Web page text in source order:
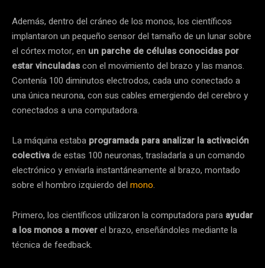
Además, dentro del cráneo de los monos, los científicos
implantaron un pequeño sensor del tamaño de un lunar sobre
el córtex motor, en un parche de células conocidas por
estar vinculadascon el movimiento del brazo y las manos.
Contenía 100 diminutos electrodos, cada uno conectado a
una única neurona, con sus cables emergiendo del cerebro y
conectados a una computadora.
La máquina estaba programada para analizar la activación
colectivade estas 100 neuronas, trasladarla a un comando
electrónico y enviarla instantáneamente al brazo, montado
sobre el hombro izquierdo del mono.
Primero, los científicos utilizaron la computadora para ayudar
a los monos a moverel brazo, enseñándoles mediante la
técnica de feedback.